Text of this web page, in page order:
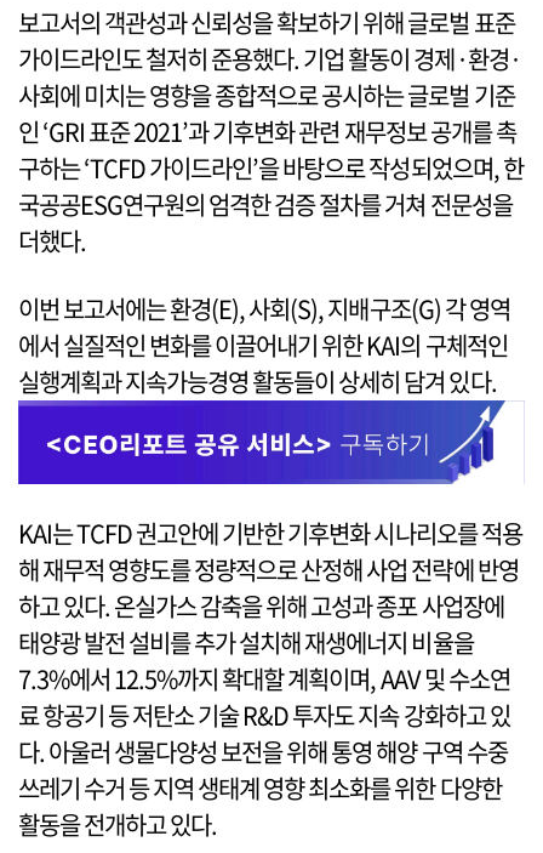
보고서의 객관성과 신뢰성을 확보하기 위해 글로벌 표준
가이드라인도 철저히 준용했다. 기업 활동이 경제·환경·
사회에 미치는 영향을 종합적으로 공시하는 글로벌 기준
인 ‘GRI 표준 2021’과 기후변화 관련 재무정보 공개를 촉
구하는 ‘TCFD 가이드라인’을 바탕으로 작성되었으며, 한
국공공ESG연구원의 엄격한 검증 절차를 거쳐 전문성을
더했다.
이번 보고서에는 환경(E), 사회(S), 지배구조(G) 각 영역
에서 실질적인 변화를 이끌어내기 위한 KAI의 구체적인
실행계획과 지속가능경영 활동들이 상세히 담겨 있다.
KAI는 TCFD 권고안에 기반한 기후변화 시나리오를 적용
해 재무적 영향도를 정량적으로 산정해 사업 전략에 반영
하고 있다. 온실가스 감축을 위해 고성과 종포 사업장에
태양광 발전 설비를 추가 설치해 재생에너지 비율을
7.3%에서 12.5%까지 확대할 계획이며, AAV 및 수소연
료 항공기 등 저탄소 기술 R&D 투자도 지속 강화하고 있
다. 아울러 생물다양성 보전을 위해 통영 해양 구역 수중
쓰레기 수거 등 지역 생태계 영향 최소화를 위한 다양한
활동을 전개하고 있다.